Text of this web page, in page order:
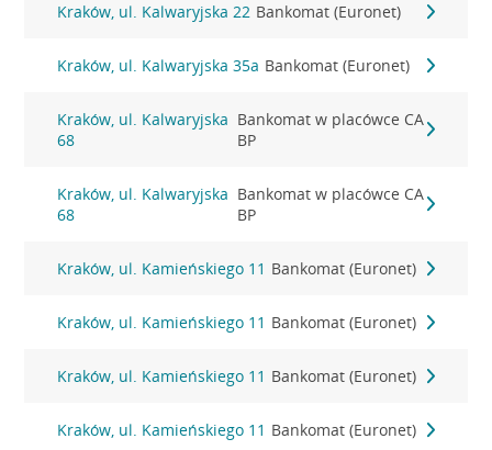
Kraków, ul. Kalwaryjska 22 Bankomat (Euronet)
Kraków, ul. Kalwaryjska 35a Bankomat (Euronet)
Kraków, ul. Kalwaryjska
68
Bankomat w placówce CA
BP
Kraków, ul. Kalwaryjska
68
Bankomat w placówce CA
BP
Kraków, ul. Kamieńskiego 11 Bankomat (Euronet)
Kraków, ul. Kamieńskiego 11 Bankomat (Euronet)
Kraków, ul. Kamieńskiego 11 Bankomat (Euronet)
Kraków, ul. Kamieńskiego 11 Bankomat (Euronet)